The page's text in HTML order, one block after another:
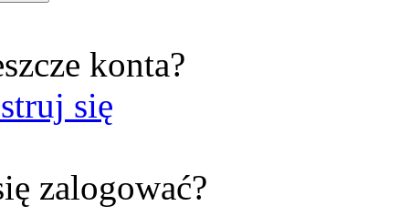
konta?
się
zalogować?